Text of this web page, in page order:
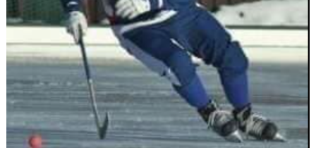
MATCHER
KÖP & SÄLJ